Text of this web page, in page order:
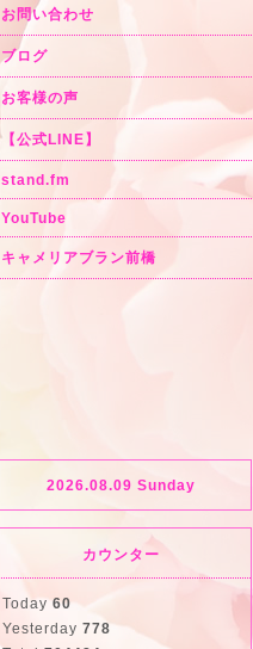
お問い合わせ
ブログ
お客様の声
【公式LINE】
stand.fm
YouTube
キャメリアブラン前橋
2026.08.09 Sunday
カウンター
Today60
Yesterday 778